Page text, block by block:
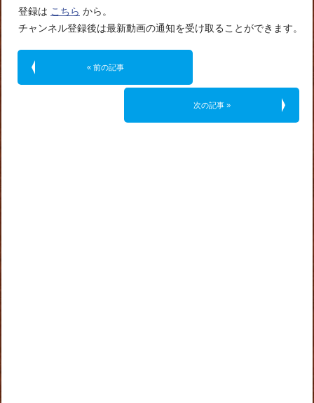
登録は こちら から。
チャンネル登録後は最新動画の通知を受け取ることができます。
« 前の記事
次の記事 »